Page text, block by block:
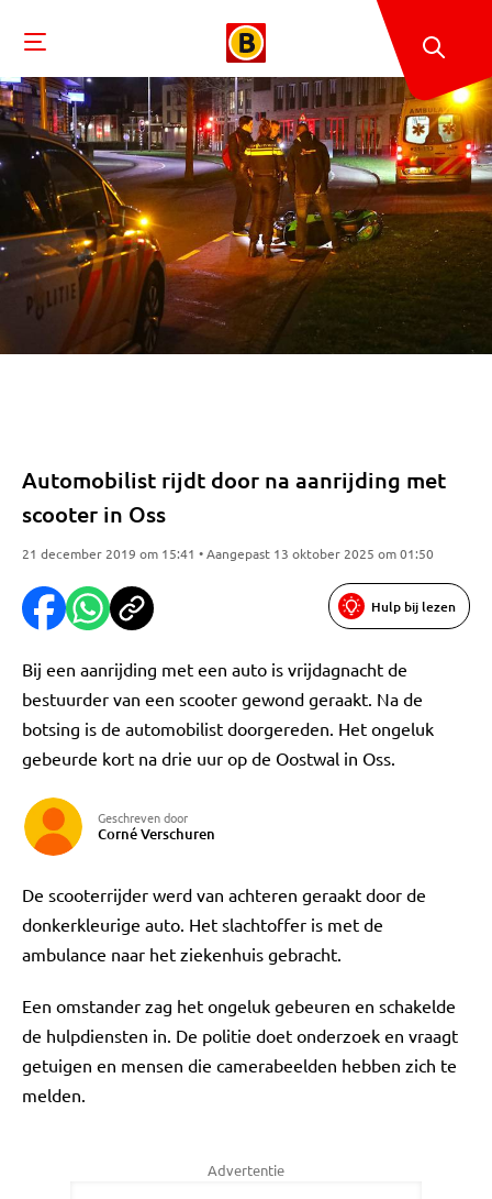
Automobilist rijdt door na aanrijding met
scooter in Oss
21 december 2019 om 15:41 • Aangepast 13 oktober 2025 om 01:50
Hulp bij lezen
Bij een aanrijding met een auto is vrijdagnacht de
bestuurder van een scooter gewond geraakt. Na de
botsing is de automobilist doorgereden. Het ongeluk
gebeurde kort na drie uur op de Oostwal in Oss.
Geschreven door
Corné Verschuren
De scooterrijder werd van achteren geraakt door de
donkerkleurige auto. Het slachtoffer is met de
ambulance naar het ziekenhuis gebracht.
Een omstander zag het ongeluk gebeuren en schakelde
de hulpdiensten in. De politie doet onderzoek en vraagt
getuigen en mensen die camerabeelden hebben zich te
melden.
Advertentie